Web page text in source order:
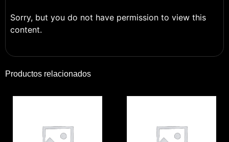
Sorry, but you do not have permission to view this
content.
Productos relacionados